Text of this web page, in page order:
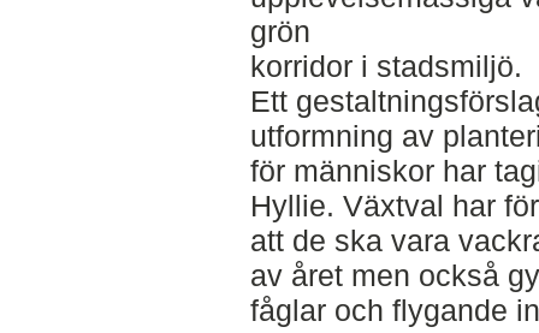
grön
korridor i stadsmiljö.
Ett
utformning av
för människor har
Hyllie. Växtval har
att de ska vara
av året men också
fåglar och flygande